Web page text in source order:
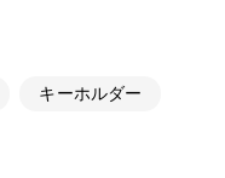
キーホルダー